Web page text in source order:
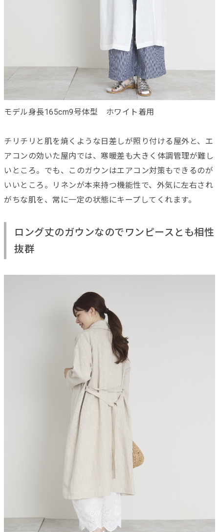
モデル身長165cm9号体型 ホワイト着用
チリチリと肌を焼くような日差しが照り付ける屋外と、エ
アコンの効いた屋内では、寒暖差も大きく体調管理が難し
いところ。でも、このガウンはエアコン対策もできるのが
いいところ。リネンが本来持つ機能性で、外気に左右され
がちな肌を、常に一定の状態にキープしてくれます。
ロング丈のガウンなのでワンピースとも相性
抜群